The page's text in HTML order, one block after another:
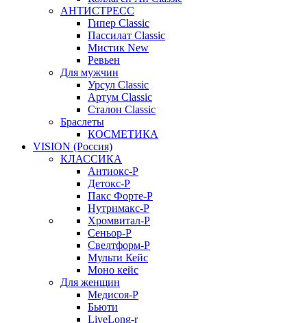
АНТИСТРЕСС
Гипер Classic
Пассилат Classic
Мистик New
Ревьен
Для мужчин
Урсул Classic
Артум Classic
Сталон Classic
Браслеты
КОСМЕТИКА
VISION (Россия)
КЛАССИКА
Антиокс-Р
Детокс-Р
Пакс Форте-Р
Нутримакс-Р
Хромвитал-Р
Сеньор-Р
Свелтформ-Р
Мульти Кейс
Моно кейс
Для женщин
Медисоя-Р
Бьюти
LiveLong-r